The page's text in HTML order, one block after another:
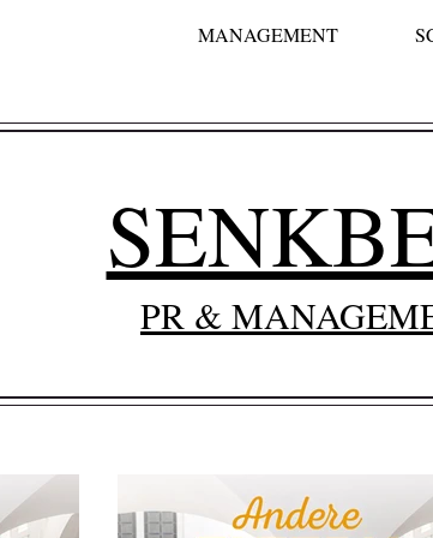
MANAGEMENT
PR &